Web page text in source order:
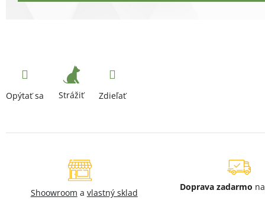
Opýtať sa Strážiť Zdieľať
Shoowroom a vlastný sklad
Doprava zadarmo